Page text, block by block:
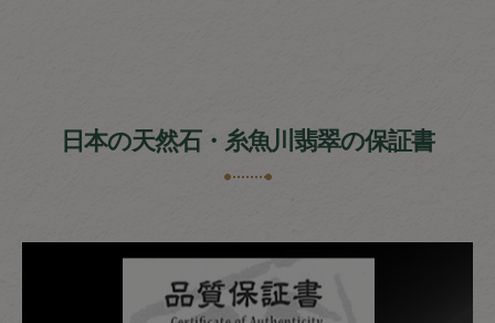
日本の天然石・糸魚川翡翠の保証書